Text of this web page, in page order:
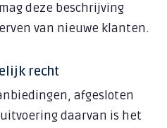
deze beschrijving
van nieuwe klanten.
recht
afgesloten
daarvan is het